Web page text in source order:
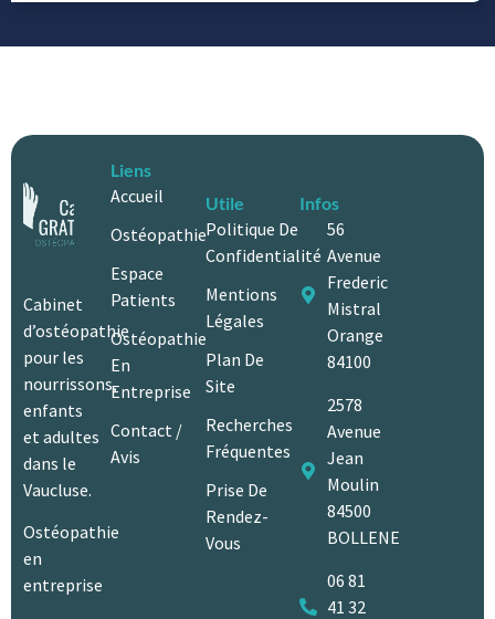
Cabinet
d’ostéopathie
pour les
nourrissons,
enfants
et adultes
dans le
Vaucluse.
Ostéopathie
en
entreprise
Liens
Accueil
Ostéopathie
Espace
Patients
Ostéopathie
En
Entreprise
Contact /
Avis
Utile
Politique De
Confidentialité
Mentions
Légales
Plan De
Site
Recherches
Fréquentes
Prise De
Rendez-
Vous
Infos
56
Avenue
Frederic
Mistral
Orange
84100
2578
Avenue
Jean
Moulin
84500
BOLLENE
06 81
41 32